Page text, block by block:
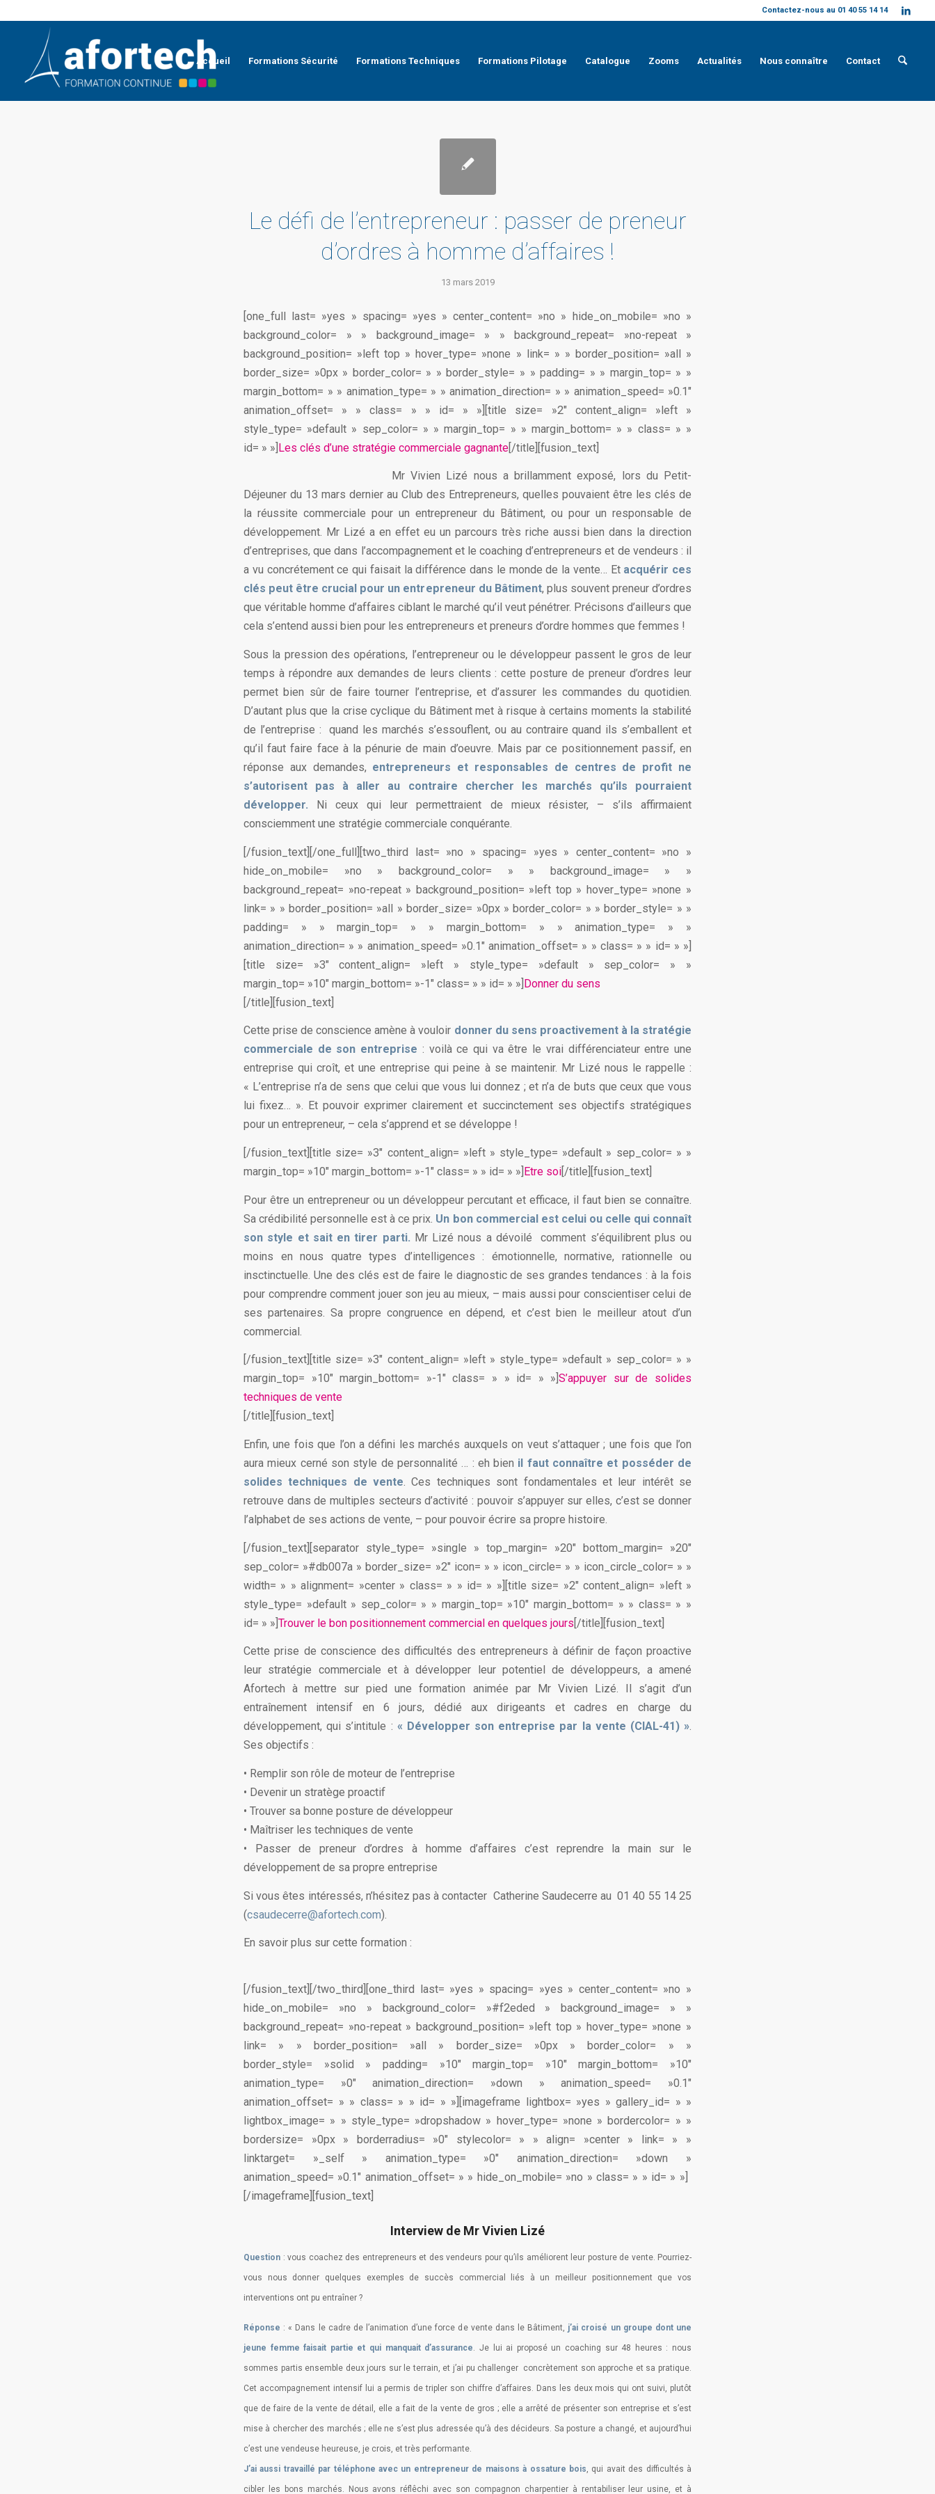
Contactez-nous au 01 40 55 14 14
Accueil Formations Sécurité Formations Techniques Formations Pilotage Catalogue Zooms Actualités Nous connaître Contact
Le défi de l’entrepreneur : passer de preneur
d’ordres à homme d’affaires !
13 mars 2019
[one_full last= »yes » spacing= »yes » center_content= »no » hide_on_mobile= »no »
background_color= » » background_image= » » background_repeat= »no-repeat »
background_position= »left top » hover_type= »none » link= » » border_position= »all »
border_size= »0px » border_color= » » border_style= » » padding= » » margin_top= » »
margin_bottom= » » animation_type= » » animation_direction= » » animation_speed= »0.1″
animation_offset= » » class= » » id= » »][title size= »2″ content_align= »left »
style_type= »default » sep_color= » » margin_top= » » margin_bottom= » » class= » »
id= » »] Les clés d’une stratégie commerciale gagnante[/title][fusion_text]
Mr Vivien Lizé nous a brillamment exposé, lors du Petit-
Déjeuner du 13 mars dernier au Club des Entrepreneurs, quelles pouvaient être les clés de
la réussite commerciale pour un entrepreneur du Bâtiment, ou pour un responsable de
développement. Mr Lizé a en effet eu un parcours très riche aussi bien dans la direction
d’entreprises, que dans l’accompagnement et le coaching d’entrepreneurs et de vendeurs : il
a vu concrétement ce qui faisait la différence dans le monde de la vente… Et acquérir ces
clés peut être crucial pour un entrepreneur du Bâtiment, plus souvent preneur d’ordres
que véritable homme d’affaires ciblant le marché qu’il veut pénétrer. Précisons d’ailleurs que
cela s’entend aussi bien pour les entrepreneurs et preneurs d’ordre hommes que femmes !
Sous la pression des opérations, l’entrepreneur ou le développeur passent le gros de leur
temps à répondre aux demandes de leurs clients : cette posture de preneur d’ordres leur
permet bien sûr de faire tourner l’entreprise, et d’assurer les commandes du quotidien.
D’autant plus que la crise cyclique du Bâtiment met à risque à certains moments la stabilité
de l’entreprise : quand les marchés s’essouflent, ou au contraire quand ils s’emballent et
qu’il faut faire face à la pénurie de main d’oeuvre. Mais par ce positionnement passif, en
réponse aux demandes, entrepreneurs et responsables de centres de profit ne
s’autorisent pas à aller au contraire chercher les marchés qu’ils pourraient
développer. Ni ceux qui leur permettraient de mieux résister, – s’ils affirmaient
consciemment une stratégie commerciale conquérante.
[/fusion_text][/one_full][two_third last= »no » spacing= »yes » center_content= »no »
hide_on_mobile= »no » background_color= » » background_image= » »
background_repeat= »no-repeat » background_position= »left top » hover_type= »none »
link= » » border_position= »all » border_size= »0px » border_color= » » border_style= » »
padding= » » margin_top= » » margin_bottom= » » animation_type= » »
animation_direction= » » animation_speed= »0.1″ animation_offset= » » class= » » id= » »]
[title size= »3″ content_align= »left » style_type= »default » sep_color= » »
margin_top= »10″ margin_bottom= »-1″ class= » » id= » »] Donner du sens
[/title][fusion_text]
Cette prise de conscience amène à vouloir donner du sens proactivement à la stratégie
commerciale de son entreprise : voilà ce qui va être le vrai différenciateur entre une
entreprise qui croît, et une entreprise qui peine à se maintenir. Mr Lizé nous le rappelle :
« L’entreprise n’a de sens que celui que vous lui donnez ; et n’a de buts que ceux que vous
lui fixez… ». Et pouvoir exprimer clairement et succinctement ses objectifs stratégiques
pour un entrepreneur, – cela s’apprend et se développe !
[/fusion_text][title size= »3″ content_align= »left » style_type= »default » sep_color= » »
margin_top= »10″ margin_bottom= »-1″ class= » » id= » »] Etre soi[/title][fusion_text]
Pour être un entrepreneur ou un développeur percutant et efficace, il faut bien se connaître.
Sa crédibilité personnelle est à ce prix. Un bon commercial est celui ou celle qui connaît
son style et sait en tirer parti. Mr Lizé nous a dévoilé comment s’équilibrent plus ou
moins en nous quatre types d’intelligences : émotionnelle, normative, rationnelle ou
insctinctuelle. Une des clés est de faire le diagnostic de ses grandes tendances : à la fois
pour comprendre comment jouer son jeu au mieux, – mais aussi pour conscientiser celui de
ses partenaires. Sa propre congruence en dépend, et c’est bien le meilleur atout d’un
commercial.
[/fusion_text][title size= »3″ content_align= »left » style_type= »default » sep_color= » »
margin_top= »10″ margin_bottom= »-1″ class= » » id= » »]S’appuyer sur de solides
techniques de vente
[/title][fusion_text]
Enfin, une fois que l’on a défini les marchés auxquels on veut s’attaquer ; une fois que l’on
aura mieux cerné son style de personnalité … : eh bien il faut connaître et posséder de
solides techniques de vente. Ces techniques sont fondamentales et leur intérêt se
retrouve dans de multiples secteurs d’activité : pouvoir s’appuyer sur elles, c’est se donner
l’alphabet de ses actions de vente, – pour pouvoir écrire sa propre histoire.
[/fusion_text][separator style_type= »single » top_margin= »20″ bottom_margin= »20″
sep_color= »#db007a » border_size= »2″ icon= » » icon_circle= » » icon_circle_color= » »
width= » » alignment= »center » class= » » id= » »][title size= »2″ content_align= »left »
style_type= »default » sep_color= » » margin_top= »10″ margin_bottom= » » class= » »
id= » »]Trouver le bon positionnement commercial en quelques jours[/title][fusion_text]
Cette prise de conscience des difficultés des entrepreneurs à définir de façon proactive
leur stratégie commerciale et à développer leur potentiel de développeurs, a amené
Afortech à mettre sur pied une formation animée par Mr Vivien Lizé. Il s’agit d’un
entraînement intensif en 6 jours, dédié aux dirigeants et cadres en charge du
développement, qui s’intitule : « Développer son entreprise par la vente (CIAL-41)».
Ses objectifs :
• Remplir son rôle de moteur de l’entreprise
• Devenir un stratège proactif
• Trouver sa bonne posture de développeur
• Maîtriser les techniques de vente
• Passer de preneur d’ordres à homme d’affaires c’est reprendre la main sur le
développement de sa propre entreprise
Si vous êtes intéressés, n’hésitez pas à contacter Catherine Saudecerre au 01 40 55 14 25
(csaudecerre@afortech.com).
En savoir plus sur cette formation :
[/fusion_text][/two_third][one_third last= »yes » spacing= »yes » center_content= »no »
hide_on_mobile= »no » background_color= »#f2eded » background_image= » »
background_repeat= »no-repeat » background_position= »left top » hover_type= »none »
link= » » border_position= »all » border_size= »0px » border_color= » »
border_style= »solid » padding= »10″ margin_top= »10″ margin_bottom= »10″
animation_type= »0″ animation_direction= »down » animation_speed= »0.1″
animation_offset= » » class= » » id= » »][imageframe lightbox= »yes » gallery_id= » »
lightbox_image= » » style_type= »dropshadow » hover_type= »none » bordercolor= » »
bordersize= »0px » borderradius= »0″ stylecolor= » » align= »center » link= » »
linktarget= »_self » animation_type= »0″ animation_direction= »down »
animation_speed= »0.1″ animation_offset= » » hide_on_mobile= »no » class= » » id= » »]
[/imageframe][fusion_text]
Interview de Mr Vivien Lizé
Question : vous coachez des entrepreneurs et des vendeurs pour qu’ils améliorent leur posture de vente. Pourriez-
vous nous donner quelques exemples de succès commercial liés à un meilleur positionnement que vos
interventions ont pu entraîner ?
Réponse : « Dans le cadre de l’animation d’une force de vente dans le Bâtiment, j’ai croisé un groupe dont une
jeune femme faisait partie et qui manquait d’assurance . Je lui ai proposé un coaching sur 48 heures : nous
sommes partis ensemble deux jours sur le terrain, et j’ai pu challenger concrètement son approche et sa pratique.
Cet accompagnement intensif lui a permis de tripler son chiffre d’affaires. Dans les deux mois qui ont suivi, plutôt
que de faire de la vente de détail, elle a fait de la vente de gros ; elle a arrêté de présenter son entreprise et s’est
mise à chercher des marchés ; elle ne s’est plus adressée qu’à des décideurs. Sa posture a changé, et aujourd’hui
c’est une vendeuse heureuse, je crois, et très performante.
J’ai aussi travaillé par téléphone avec un entrepreneur de maisons à ossature bois , qui avait des difficultés à
cibler les bons marchés. Nous avons réflêchi avec son compagnon charpentier à rentabiliser leur usine, et à